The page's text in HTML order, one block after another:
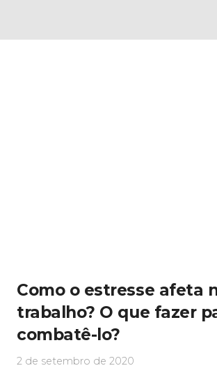
Como o estresse afeta
trabalho? O que fazer
combatê-lo?
2 de setembro de 2020